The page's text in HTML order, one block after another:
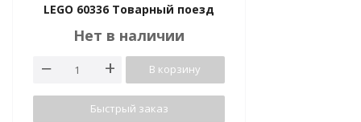
LEGO 60336 Товарный поезд
Нет в наличии
В корзину
Быстрый заказ